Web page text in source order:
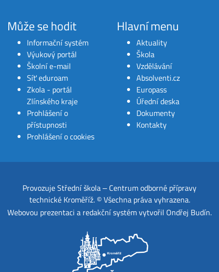
Může se hodit
Informační systém
Výukový portál
Školní e-mail
Síť eduroam
Zkola - portál
Zlínského kraje
Prohlášení o
přístupnosti
Prohlášení o cookies
Hlavní menu
Aktuality
Škola
Vzdělávání
Absolventi.cz
Europass
Úřední deska
Dokumenty
Kontakty
ProvozujeStřední škola ‒ Centrum odborné přípravy
technické Kroměříž. © Všechna práva vyhrazena.
Webovou prezentaci a redakční systémvytvořil Ondřej Budín.